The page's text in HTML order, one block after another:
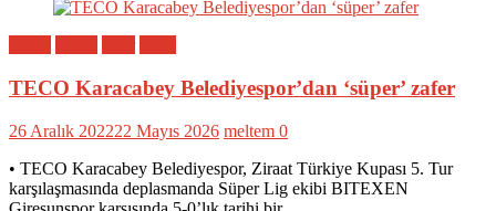
TECO Karacabey Belediyespor’dan ‘süper’ zafer
26 Aralık 202222 Mayıs 2026 meltem 0
• TECO Karacabey Belediyespor, Ziraat Türkiye Kupası 5. Tur
karşılaşmasında deplasmanda Süper Lig ekibi BITEXEN